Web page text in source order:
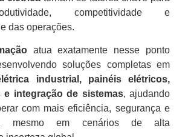
competitividade e
das operações.
atua exatamente nesse ponto
soluções completas em
industrial, painéis elétricos,
e integração de sistemas, ajudando
com mais eficiência, segurança e
mesmo em cenários de alta